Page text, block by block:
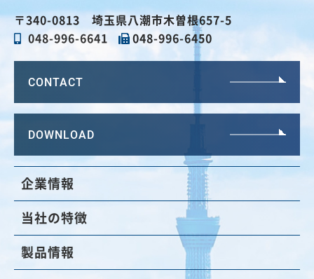
〒340-0813 埼玉県八潮市木曽根657-5
048-996-6641
048-996-6450
CONTACT
DOWNLOAD
企業情報
当社の特徴
製品情報